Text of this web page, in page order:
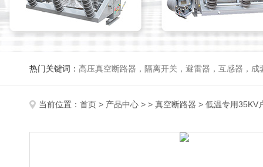
热门关键词： 高压真空断路器，隔离开关，避雷器，互感器，成
当前位置： 首页 > 产品中心 > > 真空断路器 > 低温专用35KV